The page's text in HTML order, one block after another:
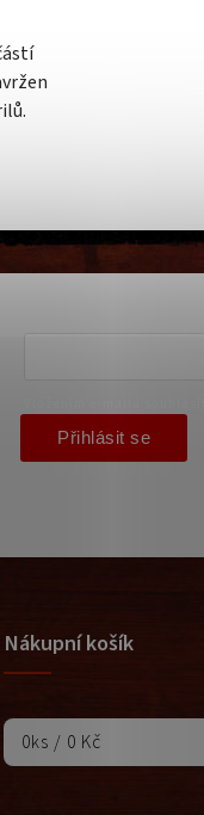
Nákupní košík
0ks / 0 Kč
Přihlásit se